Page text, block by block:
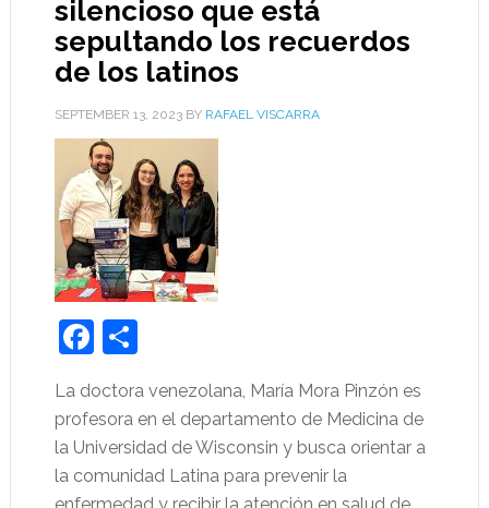
silencioso que está
sepultando los recuerdos
de los latinos
SEPTEMBER 13, 2023BY RAFAEL VISCARRA
Facebook
Share
La doctora venezolana, María Mora Pinzón es
profesora en el departamento de Medicina de
la Universidad de Wisconsin y busca orientar a
la comunidad Latina para prevenir la